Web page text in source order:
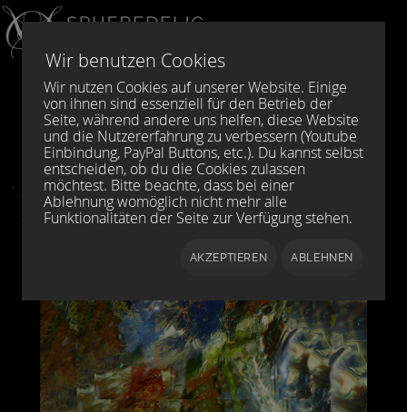
Sprache auswählen
Wir benutzen Cookies
Wir nutzen Cookies auf unserer Website. Einige
von ihnen sind essenziell für den Betrieb der
Seite, während andere uns helfen, diese Website
und die Nutzererfahrung zu verbessern (Youtube
Einbindung, PayPal Buttons, etc.). Du kannst selbst
entscheiden, ob du die Cookies zulassen
möchtest. Bitte beachte, dass bei einer
Ablehnung womöglich nicht mehr alle
Funktionalitäten der Seite zur Verfügung stehen.
AKZEPTIEREN ABLEHNEN